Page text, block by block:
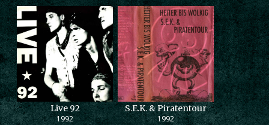
Live 92
1992
S.E.K. & Piratentour
1992